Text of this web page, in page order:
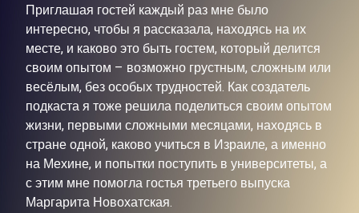
Приглашая гостей каждый раз мне было
интересно, чтобы я рассказала, находясь на их
месте, и каково это быть гостем, который делится
своим опытом – возможно грустным, сложным или
весёлым, без особых трудностей. Как создатель
подкаста я тоже решила поделиться своим опытом
жизни, первыми сложными месяцами, находясь в
стране одной, каково учиться в Израиле, а именно
на Мехине, и попытки поступить в университеты, а
с этим мне помогла гостья третьего выпуска
Маргарита Новохатская.